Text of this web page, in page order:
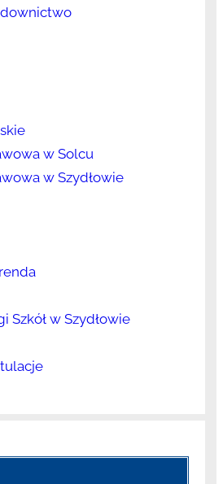
w Solcu
w Szydłowie
Szkół w Szydłowie